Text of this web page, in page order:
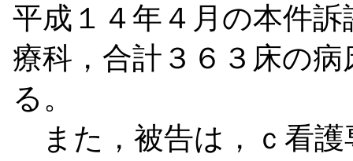
平成１４年４月の本件
療科，合計３６３床の
る。
また，被告は，ｃ看護